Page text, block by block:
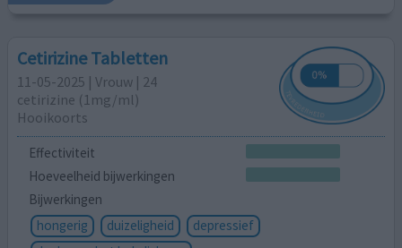
Cetirizine Tabletten
11-05-2025 | Vrouw | 24
cetirizine (1mg/ml)
Hooikoorts
Effectiviteit
Hoeveelheid bijwerkingen
Bijwerkingen
hongerig
duizeligheid
depressief